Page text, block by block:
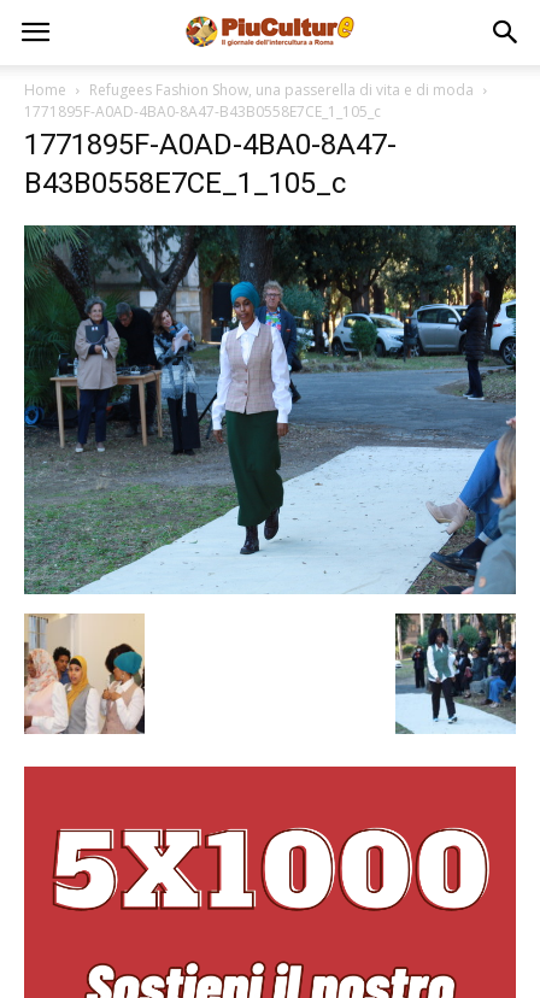
Home
Refugees Fashion Show, una passerella di vita e di moda
1771895F-A0AD-4BA0-8A47-B43B0558E7CE_1_105_c
1771895F-A0AD-4BA0-8A47-
B43B0558E7CE_1_105_c